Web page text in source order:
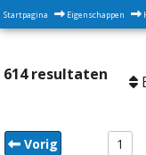
Startpagina Eigenschappen
614 resultaten
Vorig 1